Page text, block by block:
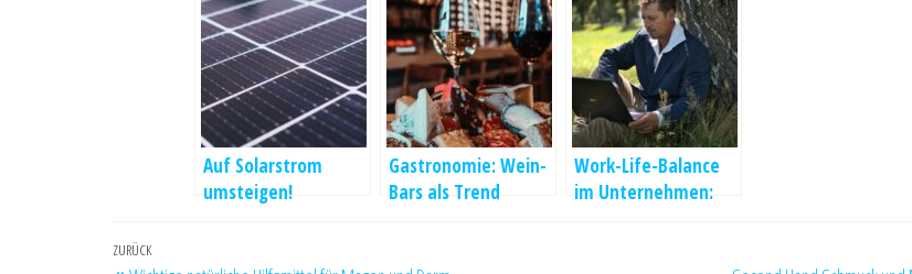
Auf Solarstrom
umsteigen!
Gastronomie: Wein-
Bars als Trend
Work-Life-Balance
im Unternehmen:
Beitragsnavigation
Vorheriger
ZURÜCK